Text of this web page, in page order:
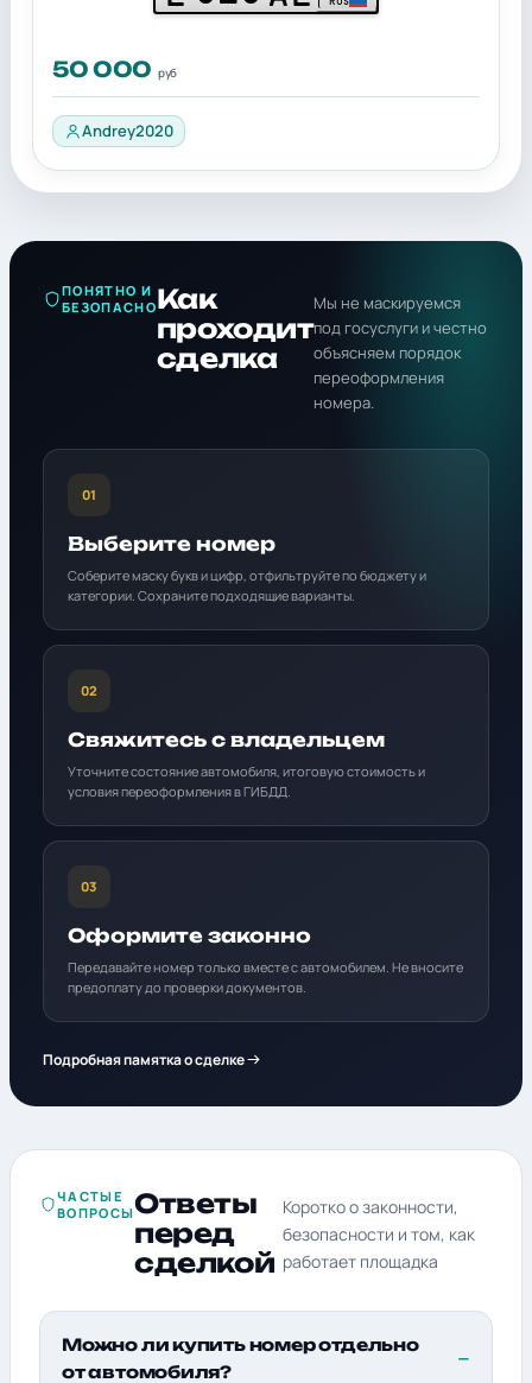
50 000 руб
Andrey2020
ПОНЯТНО И
БЕЗОПАСНОКак
проходит
сделка
Мы не маскируемся
под госуслуги и честно
объясняем порядок
переоформления
номера.
01
Выберите номер
Соберите маску букв и цифр, отфильтруйте по бюджету и
категории. Сохраните подходящие варианты.
02
Свяжитесь с владельцем
Уточните состояние автомобиля, итоговую стоимость и
условия переоформления в ГИБДД.
03
Оформите законно
Передавайте номер только вместе с автомобилем. Не вносите
предоплату до проверки документов.
Подробная памятка о сделке
ЧАСТЫЕ
ВОПРОСЫОтветы
перед
сделкой
Коротко о законности,
безопасности и том, как
работает площадка
Можно ли купить номер отдельно
от автомобиля?